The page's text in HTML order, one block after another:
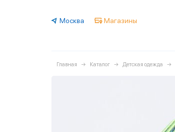
Москва Магазины
Главная Каталог Детская одежда